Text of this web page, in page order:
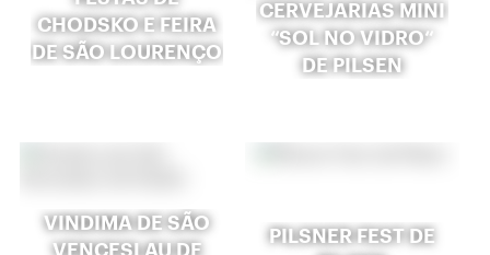
CHODSKO E FEIRA
DE SÃO LOURENÇO
CERVEJARIAS MINI
“SOL NO VIDRO“
DE PILSEN
VINDIMA DE SÃO
VENCESLAU DE
PILSNER FEST DE